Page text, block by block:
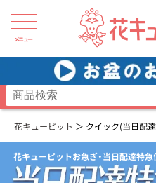
メニュー
花キューピット クイック(当日配
花キューピットお急ぎ・当日配達特急